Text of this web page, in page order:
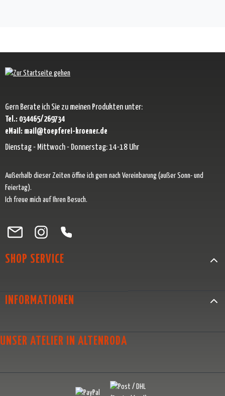
Gern Berate ich Sie zu meinen Produkten unter:
Tel.: 034465/269734
eMail: mail@toepferei-kroener.de
Dienstag - Mittwoch - Donnerstag: 14-18 Uhr
Außerhalb dieser Zeiten öffne ich gern nach Vereinbarung (außer Sonn- und
Feiertag).
Ich freue mich auf Ihren Besuch.
Besuche uns auf Facebook – öffnet in neuem Tab (externer Link)
Schau auf Instagram vorbei – öffnet in neuem Tab (externer Link)
Lass dich auf Pinterest inspirieren – öffnet in neuem Tab
Folge uns auf X – öffnet in neuem Tab (externer Link)
SHOP SERVICE
INFORMATIONEN
UNSER ATELIER IN ALTENRODA